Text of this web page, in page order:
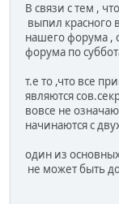
В связи с тем ,
выпил красного
нашего форума ,
форума по
т.е то ,что все
являются
вовсе не
начинаются с
один из
не может быть